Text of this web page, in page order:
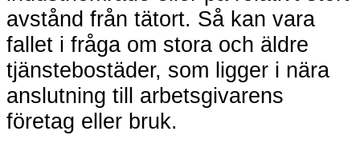
avstånd från tätort. Så kan vara
fallet i fråga om stora och äldre
tjänstebostäder, som ligger i nära
anslutning till arbetsgivarens
företag eller bruk.